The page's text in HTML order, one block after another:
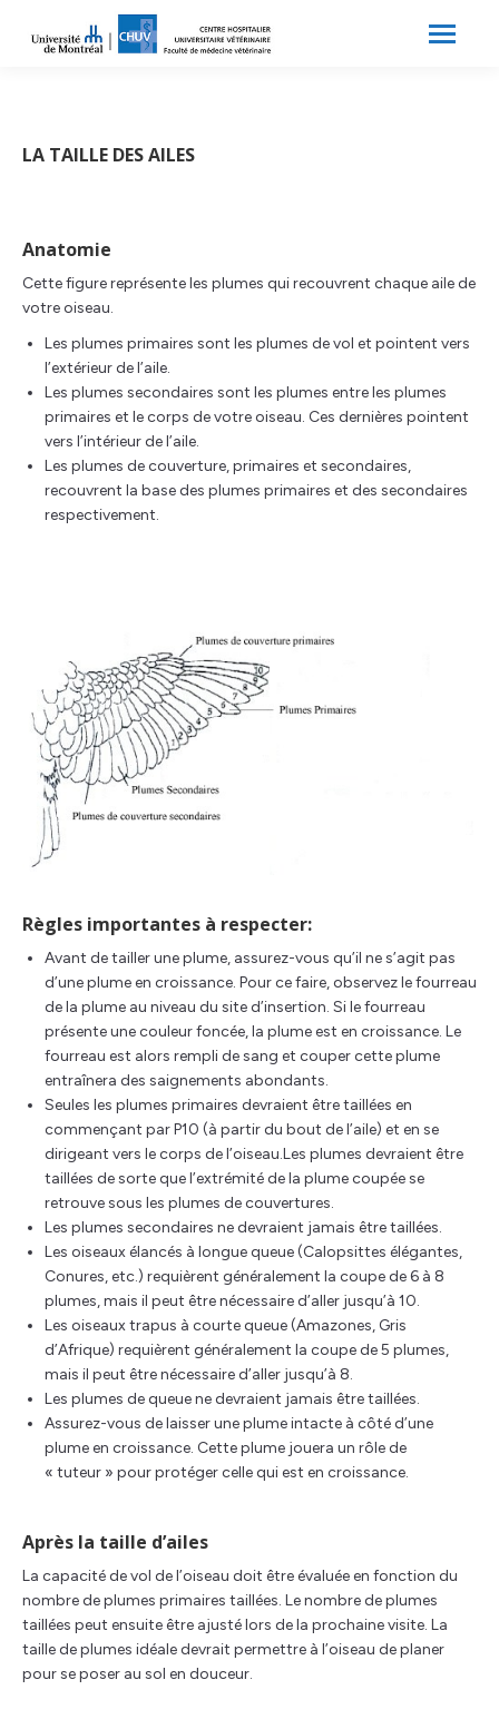
LA TAILLE DES AILES
Anatomie
Cette figure représente les plumes qui recouvrent chaque aile de
votre oiseau.
Les plumes primaires sont les plumes de vol et pointent vers
l’extérieur de l’aile.
Les plumes secondaires sont les plumes entre les plumes
primaires et le corps de votre oiseau. Ces dernières pointent
vers l’intérieur de l’aile.
Les plumes de couverture, primaires et secondaires,
recouvrent la base des plumes primaires et des secondaires
respectivement.
Règles importantes à respecter:
Avant de tailler une plume, assurez-vous qu’il ne s’agit pas
d’une plume en croissance. Pour ce faire, observez le fourreau
de la plume au niveau du site d’insertion. Si le fourreau
présente une couleur foncée, la plume est en croissance. Le
fourreau est alors rempli de sang et couper cette plume
entraînera des saignements abondants.
Seules les plumes primaires devraient être taillées en
commençant par P10 (à partir du bout de l’aile) et en se
dirigeant vers le corps de l’oiseau.Les plumes devraient être
taillées de sorte que l’extrémité de la plume coupée se
retrouve sous les plumes de couvertures.
Les plumes secondaires ne devraient jamais être taillées.
Les oiseaux élancés à longue queue (Calopsittes élégantes,
Conures, etc.) requièrent généralement la coupe de 6 à 8
plumes, mais il peut être nécessaire d’aller jusqu’à 10.
Les oiseaux trapus à courte queue (Amazones, Gris
d’Afrique) requièrent généralement la coupe de 5 plumes,
mais il peut être nécessaire d’aller jusqu’à 8.
Les plumes de queue ne devraient jamais être taillées.
Assurez-vous de laisser une plume intacte à côté d’une
plume en croissance. Cette plume jouera un rôle de
« tuteur » pour protéger celle qui est en croissance.
Après la taille d’ailes
La capacité de vol de l’oiseau doit être évaluée en fonction du
nombre de plumes primaires taillées. Le nombre de plumes
taillées peut ensuite être ajusté lors de la prochaine visite. La
taille de plumes idéale devrait permettre à l’oiseau de planer
pour se poser au sol en douceur.